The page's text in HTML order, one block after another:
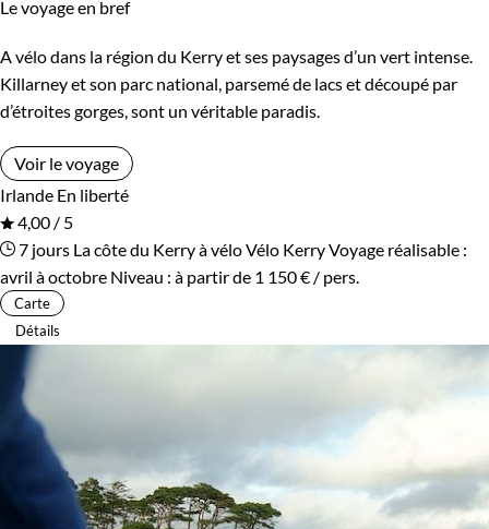
Le voyage en bref
A vélo dans la région du Kerry et ses paysages d’un vert intense.
Killarney et son parc national, parsemé de lacs et découpé par
d’étroites gorges, sont un véritable paradis.
Voir le voyage
Irlande En liberté
4,00 / 5
7 jours La côte du Kerry à véloVélo KerryVoyage réalisable :
avril à octobre Niveau : à partir de 1 150 € / pers.
Carte
Détails